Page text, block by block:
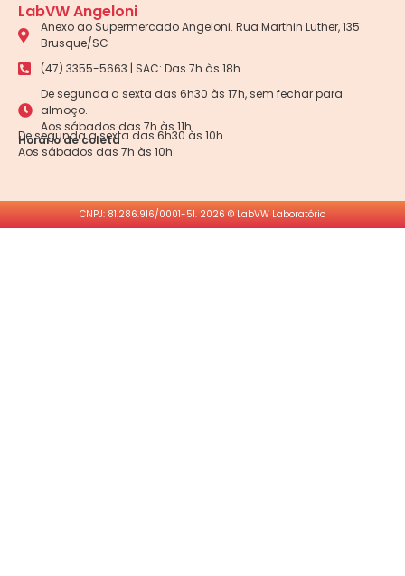
LabVW Angeloni
Anexo ao Supermercado Angeloni. Rua Marthin Luther, 135
Brusque/SC
(47) 3355-5663 | SAC: Das 7h às 18h
De segunda a sexta das 6h30 às 17h, sem fechar para
almoço.
Aos sábados das 7h às 11h.
Horário de coleta
De segunda a sexta das 6h30 às 10h.
Aos sábados das 7h às 10h.
CNPJ: 81.286.916/0001-51. 2026 © LabVW Laboratório